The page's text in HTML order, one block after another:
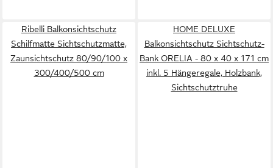
Ribelli Balkonsichtschutz
Schilfmatte Sichtschutzmatte,
Zaunsichtschutz 80/90/100 x
300/400/500 cm
HOME DELUXE
Balkonsichtschutz Sichtschutz-
Bank ORELIA - 80 x 40 x 171 cm
inkl. 5 Hängeregale, Holzbank,
Sichtschutztruhe